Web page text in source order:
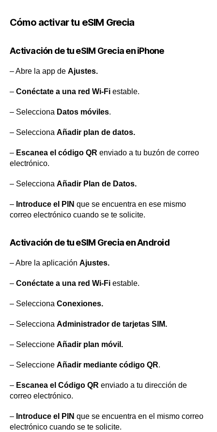
Cómo activar tu eSIM Grecia
Activación de tu eSIM Grecia en iPhone
– Abre la app de Ajustes.
– Conéctate a una red Wi-Fi estable.
– Selecciona Datos móviles.
– Selecciona Añadir plan de datos.
– Escanea el código QR enviado a tu buzón de correo
electrónico.
– Selecciona Añadir Plan de Datos.
– Introduce el PIN que se encuentra en ese mismo
correo electrónico cuando se te solicite.
Activación de tu eSIM Grecia en Android
– Abre la aplicación Ajustes.
– Conéctate a una red Wi-Fi estable.
– Selecciona Conexiones.
– Selecciona Administrador de tarjetas SIM.
– Seleccione Añadir plan móvil.
– Seleccione Añadir mediante código QR.
– Escanea el Código QR enviado a tu dirección de
correo electrónico.
– Introduce el PIN que se encuentra en el mismo correo
electrónico cuando se te solicite.